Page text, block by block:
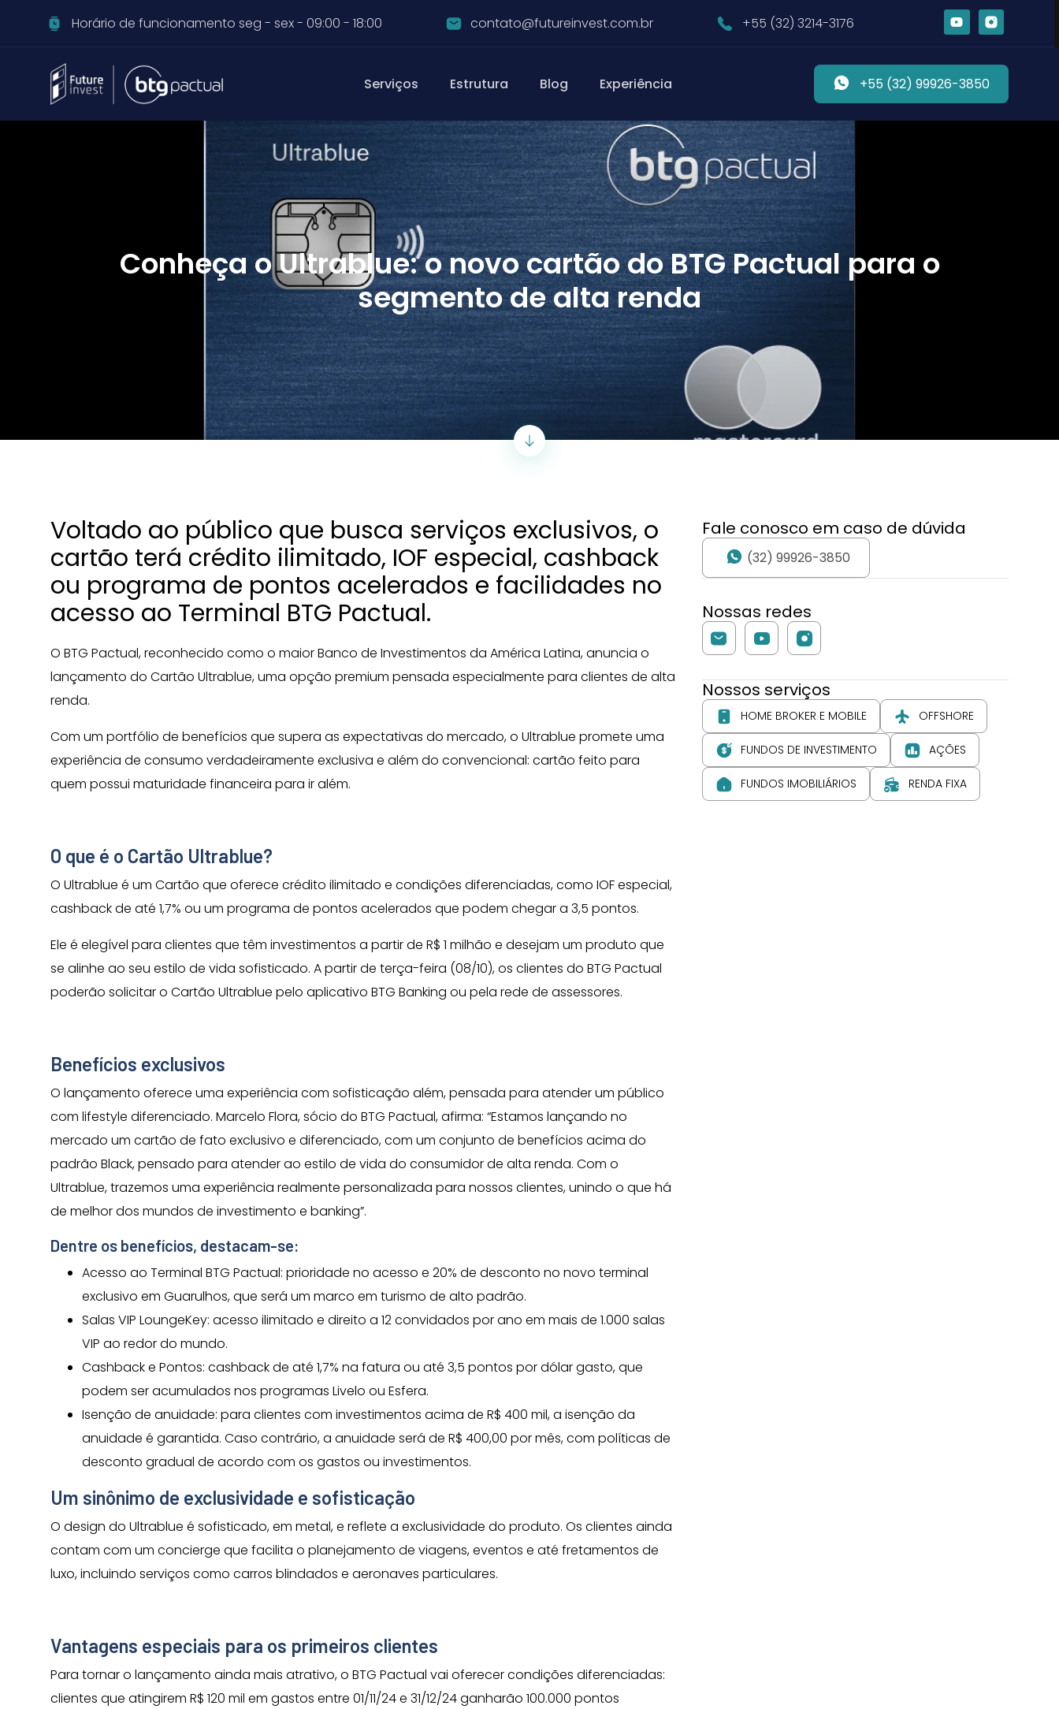
Horário de funcionamento seg - sex - 09:00 - 18:00 contato@futureinvest.com.br +55 (32) 3214-3176
Serviços Estrutura Blog Experiência +55 (32) 99926-3850
Conheça o Ultrablue: o novo cartão do BTG Pactual para o
segmento de alta renda
Voltado ao público que busca serviços exclusivos, o
cartão terá crédito ilimitado, IOF especial, cashback
ou programa de pontos acelerados e facilidades no
acesso ao Terminal BTG Pactual.
O BTG Pactual, reconhecido como o maior Banco de Investimentos da América Latina, anuncia o
lançamento do Cartão Ultrablue, uma opção premium pensada especialmente para clientes de alta
renda.
Com um portfólio de benefícios que supera as expectativas do mercado, o Ultrablue promete uma
experiência de consumo verdadeiramente exclusiva e além do convencional: cartão feito para
quem possui maturidade financeira para ir além.
O que é o Cartão Ultrablue?
O Ultrablue é um Cartão que oferece crédito ilimitado e condições diferenciadas, como IOF especial,
cashback de até 1,7% ou um programa de pontos acelerados que podem chegar a 3,5 pontos.
Ele é elegível para clientes que têm investimentos a partir de R$ 1 milhão e desejam um produto que
se alinhe ao seu estilo de vida sofisticado. A partir de terça-feira (08/10), os clientes do BTG Pactual
poderão solicitar o Cartão Ultrablue pelo aplicativo BTG Banking ou pela rede de assessores.
Benefícios exclusivos
O lançamento oferece uma experiência com sofisticação além, pensada para atender um público
com lifestyle diferenciado. Marcelo Flora, sócio do BTG Pactual, afirma: “Estamos lançando no
mercado um cartão de fato exclusivo e diferenciado, com um conjunto de benefícios acima do
padrão Black, pensado para atender ao estilo de vida do consumidor de alta renda. Com o
Ultrablue, trazemos uma experiência realmente personalizada para nossos clientes, unindo o que há
de melhor dos mundos de investimento e banking”.
Dentre os benefícios, destacam-se:
Acesso ao Terminal BTG Pactual: prioridade no acesso e 20% de desconto no novo terminal
exclusivo em Guarulhos, que será um marco em turismo de alto padrão.
Salas VIP LoungeKey: acesso ilimitado e direito a 12 convidados por ano em mais de 1.000 salas
VIP ao redor do mundo.
Cashback e Pontos: cashback de até 1,7% na fatura ou até 3,5 pontos por dólar gasto, que
podem ser acumulados nos programas Livelo ou Esfera.
Isenção de anuidade: para clientes com investimentos acima de R$ 400 mil, a isenção da
anuidade é garantida. Caso contrário, a anuidade será de R$ 400,00 por mês, com políticas de
desconto gradual de acordo com os gastos ou investimentos.
Um sinônimo de exclusividade e sofisticação
O design do Ultrablue é sofisticado, em metal, e reflete a exclusividade do produto. Os clientes ainda
contam com um concierge que facilita o planejamento de viagens, eventos e até fretamentos de
luxo, incluindo serviços como carros blindados e aeronaves particulares.
Vantagens especiais para os primeiros clientes
Para tornar o lançamento ainda mais atrativo, o BTG Pactual vai oferecer condições diferenciadas:
clientes que atingirem R$ 120 mil em gastos entre 01/11/24 e 31/12/24 ganharão 100.000 pontos
Fale conosco em caso de dúvida
(32) 99926-3850
Nossas redes
Nossos serviços
HOME BROKER E MOBILE OFFSHORE
FUNDOS DE INVESTIMENTO AÇÕES
FUNDOS IMOBILIÁRIOS RENDA FIXA